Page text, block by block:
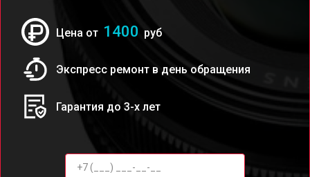
Цена от 1400 руб
Экспресс ремонт в день обращения
Гарантия до 3-х лет